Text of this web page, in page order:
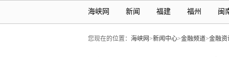
海峡网 新闻 福建 福州 闽
您现在的位置： 海峡网>新闻中心>金融频道>金融资